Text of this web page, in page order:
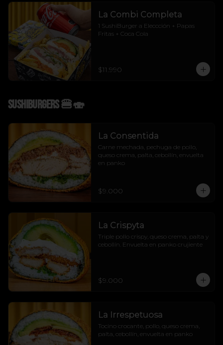
La Combi Completa
1 SushiBurger a Eleccción + Papas
Fritas + Coca Cola
$11.990
Sushiburgers 🍔🍣
La Consentida
Carne mechada, pechuga de pollo,
queso crema, palta, cebollín, envuelta
en panko
$9.000
La Crispyta
Triple pollo crispy, queso crema, palta y
cebollín. Envuelta en panko crujiente
$9.000
La Irrespetuosa
Tocino crocante, pollo, queso crema,
palta, cebollín, envuelta en panko